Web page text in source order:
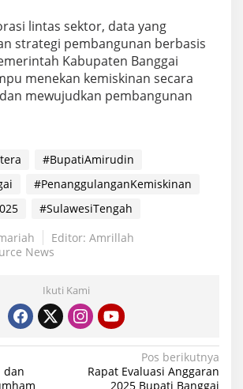
lintas sektor, data yang
strategi pembangunan berbasis
Kabupaten Banggai
menekan kemiskinan secara
mewujudkan pembangunan
#BupatiAmirudin
#PenanggulanganKemiskinan
#SulawesiTengah
Editor: Amrillah
News
Ikuti Kami
dan
Pos berikutnya
Rapat Evaluasi Anggaran
2025 Bupati Banggai